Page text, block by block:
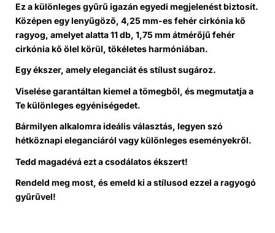
Ez a különleges gyűrű igazán egyedi megjelenést biztosít.
Középen egy lenyűgöző, 4,25 mm-es fehér cirkónia kő
ragyog, amelyet alatta 11 db, 1,75 mm átmérőjű fehér
cirkónia kő ölel körül, tökéletes harmóniában.
Egy ékszer, amely eleganciát és stílust sugároz.
Viselése garantáltan kiemel a tömegből, és megmutatja a
Te különleges egyéniségedet.
Bármilyen alkalomra ideális választás, legyen szó
hétköznapi eleganciáról vagy különleges eseményekről.
Tedd magadévá ezt a csodálatos ékszert!
Rendeld meg most, és emeld ki a stílusod ezzel a ragyogó
gyűrűvel!